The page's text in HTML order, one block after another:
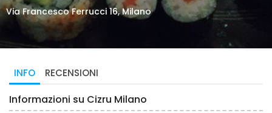
Via Francesco Ferrucci 16, Milano
INFO RECENSIONI
Informazioni su Cizru Milano